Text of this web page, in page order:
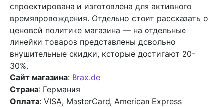
спроектирована и изготовлена для активного
времяпровождения. Отдельно стоит рассказать о
ценовой политике магазина — на отдельные
линейки товаров представлены довольно
внушительные скидки, которые достигают 20-
30%.
Сайт магазина: Brax.de
Страна: Германия
Оплата: VISA, MasterCard, American Express